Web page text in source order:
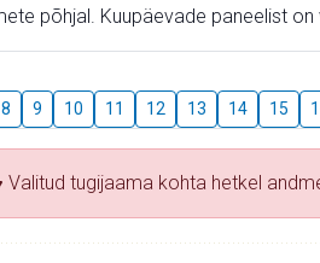
põhjal. Kuupäevade paneelist
8 9 10 11 12 13 14 15
Valitud tugijaama kohta hetkel